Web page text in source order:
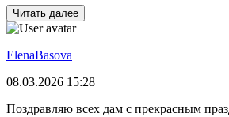
Читать далее
ElenaBasova
08.03.2026 15:28
Поздравляю всех дам с прекрасным